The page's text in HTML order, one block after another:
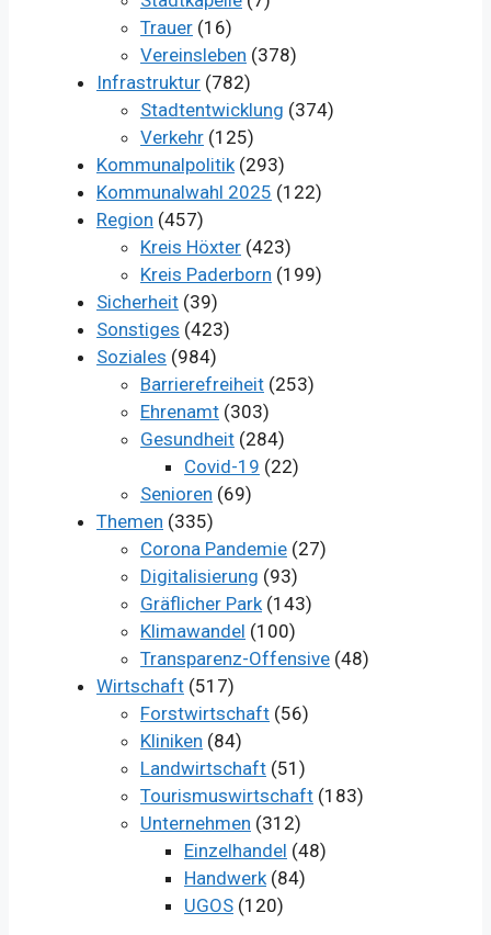
Trauer (16)
Vereinsleben (378)
Infrastruktur (782)
Stadtentwicklung (374)
Verkehr (125)
Kommunalpolitik (293)
Kommunalwahl 2025 (122)
Region (457)
Kreis Höxter (423)
Kreis Paderborn (199)
Sicherheit (39)
Sonstiges (423)
Soziales (984)
Barrierefreiheit (253)
Ehrenamt (303)
Gesundheit (284)
Covid-19 (22)
Senioren (69)
Themen (335)
Corona Pandemie (27)
Digitalisierung (93)
Gräflicher Park (143)
Klimawandel (100)
Transparenz-Offensive (48)
Wirtschaft (517)
Forstwirtschaft (56)
Kliniken (84)
Landwirtschaft (51)
Tourismuswirtschaft (183)
Unternehmen (312)
Einzelhandel (48)
Handwerk (84)
UGOS (120)